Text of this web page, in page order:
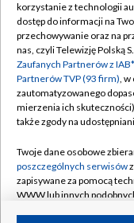
Abonament TVP
Emisja w TVP
Centrum
Naziemna
Rada Programowa
System NOS
Informacje o
korzystanie z technologii
dostęp do informacji na
przechowywanie oraz na
nas, czyli Telewizję Polską
Zaufanych Partnerów z
Partnerów TVP (93 firm), w
zautomatyzowanego
mierzenia ich
także zgody na
Twoje dane osobowe
poszczególnych serwisów
zapisywane za pomocą
WWW lub innych